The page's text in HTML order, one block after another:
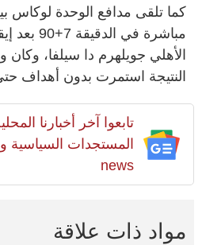
كما تلقى مدافع الوحدة لوكاس
مباشرة في
الأهلي جويلهرم دا سيلفا، وكان
النتيجة استمرت بدون أهداف
تابعوا آخر أخبارنا
news
مواد ذات علاقة